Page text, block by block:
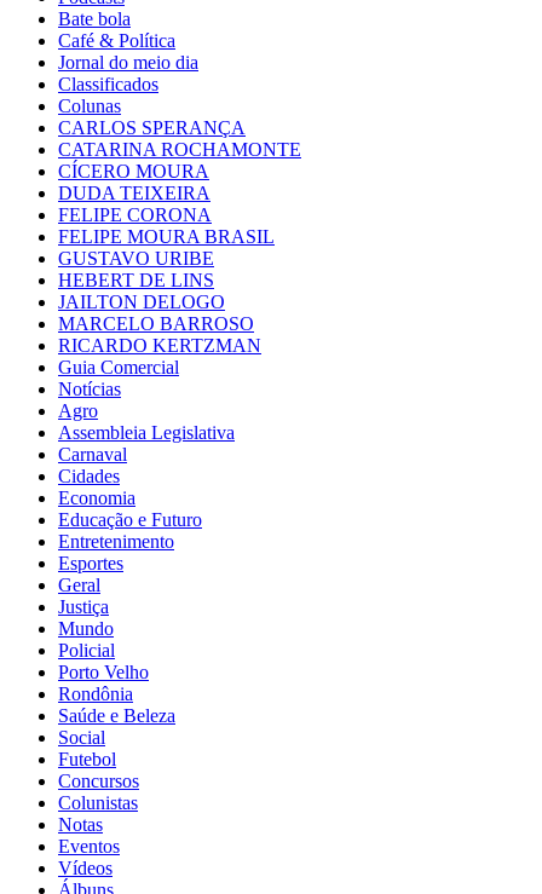
Bate bola
Café & Política
Jornal do meio dia
Classificados
Colunas
CARLOS SPERANÇA
CATARINA ROCHAMONTE
CÍCERO MOURA
DUDA TEIXEIRA
FELIPE CORONA
FELIPE MOURA BRASIL
GUSTAVO URIBE
HEBERT DE LINS
JAILTON DELOGO
MARCELO BARROSO
RICARDO KERTZMAN
Guia Comercial
Notícias
Agro
Assembleia Legislativa
Carnaval
Cidades
Economia
Educação e Futuro
Entretenimento
Esportes
Geral
Justiça
Mundo
Policial
Porto Velho
Rondônia
Saúde e Beleza
Social
Futebol
Concursos
Colunistas
Notas
Eventos
Vídeos